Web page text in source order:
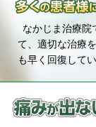
なかじま治療院
て、適切な治療
も早く回復して